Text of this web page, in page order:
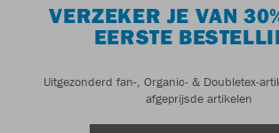
VERZEKER JE VAN
EERSTE
Uitgezonderd fan-, Organic- & Doubletex-
afgeprijsde artikelen